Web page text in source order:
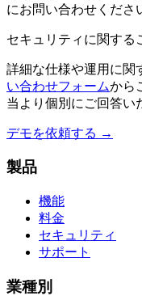
にお問い合わせくださ
セキュリティに関する
詳細な仕様や運用に関
い合わせフォームから
当より個別にご回答い
デモを依頼する →
製品
機能
料金
セキュリティ
サポート
業種別